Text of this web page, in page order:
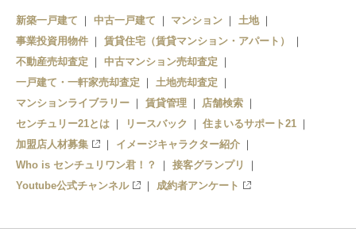
新築一戸建て 中古一戸建て マンション
土地
事業投資用物件
賃貸住宅（賃貸マンション・アパート）
不動産売却査定
中古マンション売却査定
一戸建て・一軒家売却査定
土地売却査定
マンションライブラリー
賃貸管理
店舗検索
センチュリー21とは
リースバック
住まいるサポート21
加盟店人材募集
イメージキャラクター紹介
Who is センチュリワン君！？
接客グランプリ
Youtube公式チャンネル
成約者アンケート